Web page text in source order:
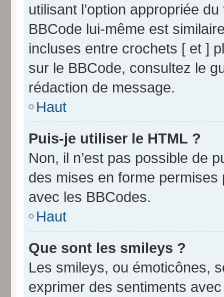
utilisant l’option appropriée
BBCode lui-même est
incluses entre crochets [ et ]
sur le BBCode, consultez le
rédaction de message.
Haut
Puis-je utiliser le HTML ?
Non, il n’est pas possible de
des mises en forme
avec les BBCodes.
Haut
Que sont les smileys ?
Les smileys, ou émoticônes,
exprimer des sentiments